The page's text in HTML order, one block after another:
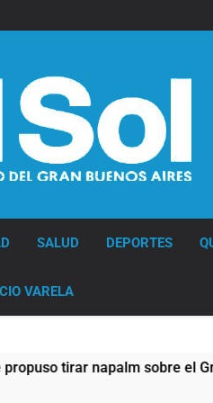
SALUD DEPORTES
VARELA
tirar napalm sobre el Gran